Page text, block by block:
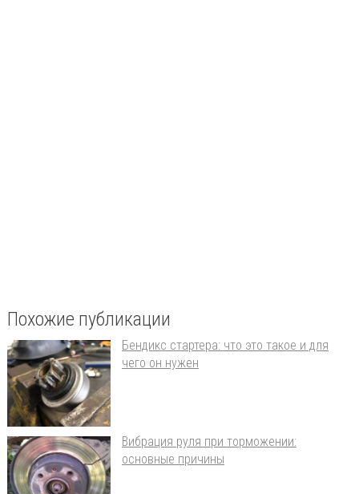
Похожие публикации
Бендикс стартера: что это такое и для
чего он нужен
Вибрация руля при торможении:
основные причины